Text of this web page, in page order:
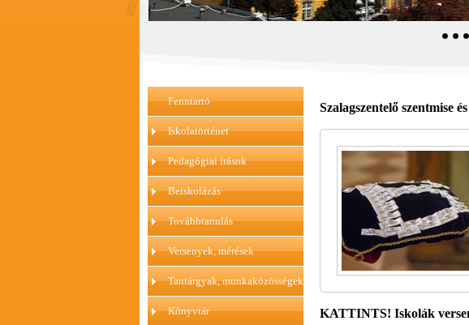
Fenntartó
Iskolatörténet
Pedagógiai írások
Beiskolázás
Továbbtanulás
Versenyek, mérések
Tantárgyak, munkaközösségek
Könyvtár
Szalagszentelő szentmise
KATTINTS! Iskolák